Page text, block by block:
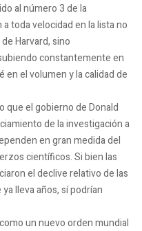
al número 3 de la
toda velocidad en la lista no
Harvard, sino
constantemente en
en el volumen y la calidad de
que el gobierno de Donald
de la investigación a
en gran medida del
científicos. Si bien las
el declive relativo de las
lleva años, sí podrían
un nuevo orden mundial